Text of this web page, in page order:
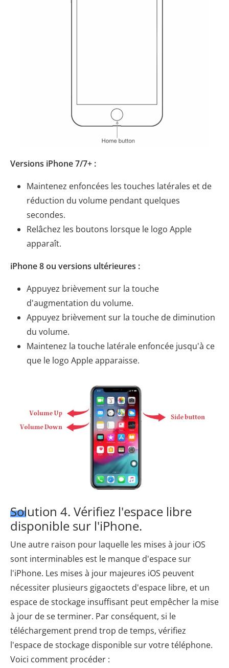
Versions iPhone 7/7+ :
Maintenez enfoncées les touches latérales et de
réduction du volume pendant quelques
secondes.
Relâchez les boutons lorsque le logo Apple
apparaît.
iPhone 8 ou versions ultérieures :
Appuyez brièvement sur la touche
d'augmentation du volume.
Appuyez brièvement sur la touche de diminution
du volume.
Maintenez la touche latérale enfoncée jusqu'à ce
que le logo Apple apparaisse.
Solution 4. Vérifiez l'espace libre
disponible sur l'iPhone.
Une autre raison pour laquelle les mises à jour iOS
sont interminables est le manque d'espace sur
l'iPhone. Les mises à jour majeures iOS peuvent
nécessiter plusieurs gigaoctets d'espace libre, et un
espace de stockage insuffisant peut empêcher la mise
à jour de se terminer. Par conséquent, si le
téléchargement prend trop de temps, vérifiez
l'espace de stockage disponible sur votre téléphone.
Voici comment procéder :